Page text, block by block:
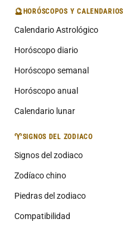
🔮HORÓSCOPOS Y CALENDARIOS
Calendario Astrológico
Horóscopo diario
Horóscopo semanal
Horóscopo anual
Calendario lunar
♈SIGNOS DEL ZODIACO
Signos del zodiaco
Zodíaco chino
Piedras del zodiaco
Compatibilidad